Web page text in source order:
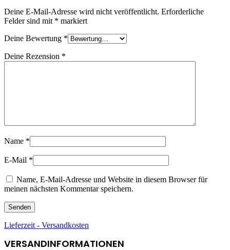
Deine E-Mail-Adresse wird nicht veröffentlicht. Erforderliche
Felder sind mit * markiert
Deine Bewertung *
Deine Rezension *
Name *
E-Mail *
Name, E-Mail-Adresse und Website in diesem Browser für
meinen nächsten Kommentar speichern.
Lieferzeit - Versandkosten
VERSANDINFORMATIONEN